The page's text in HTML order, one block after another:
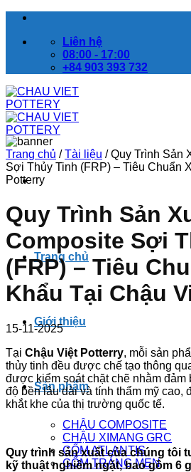
Liên hệ
08:00 - 17:00
+84 903 393 732
Trang chủ
Giới thiệu
Sản phẩm
CHẬU COMPOSITE
CHẬU XIMANG GRC
GỐM ATLANTIS
GỐM TRÁNG MEN
Trang chủ /Tài liệu /Quy Trình Sản
Sợi Thủy Tinh (FRP) – Tiêu Chuẩn
Potterry
Quy Trình Sản
Composite Sợi
(FRP) – Tiêu
Khẩu Tại Chậu
15-11-2025
Tại Chậu Việt Potterry, mỗi sản
thủy tinh đều được chế tạo thông
được kiểm soát chặt chẽ nhằm đảm
độ bền lâu dài và tính thẩm mỹ cao,
khắt khe của thị trường quốc tế.
Quy trình sản xuất của chúng tôi
kỹ thuật nghiêm ngặt, bao gồm 6